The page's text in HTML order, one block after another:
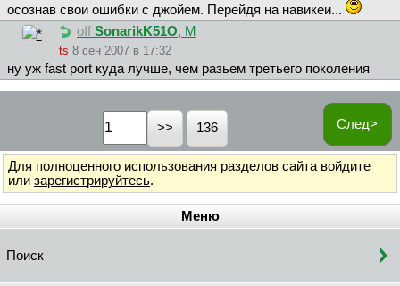
осознав свои ошибки с джойем. Перейдя на навикеи...
off SonarikK51O, М
ts 8 сен 2007 в 17:32
ну уж fast port куда лучше, чем разьем третьего поколения
След>
136
Для полноценного использования разделов сайта войдите
или зарегистрируйтесь.
Меню
Поиск